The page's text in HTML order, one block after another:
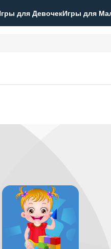
для ДевочекИгры для